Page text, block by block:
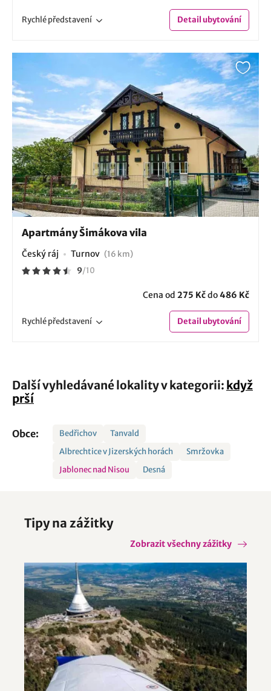
Rychlépředstavení Detailubytování
Apartmány Šimákova vila
Český ráj Turnov (16 km)
9/10
Cena od 275 Kčdo486 Kč
Rychlépředstavení Detailubytování
Další vyhledávané lokality v kategorii: když
prší
Obce: Bedřichov
Tanvald
Albrechtice v Jizerských horách
Smržovka
Jablonec nad Nisou
Desná
Tipy na zážitky
Zobrazit všechny zážitky